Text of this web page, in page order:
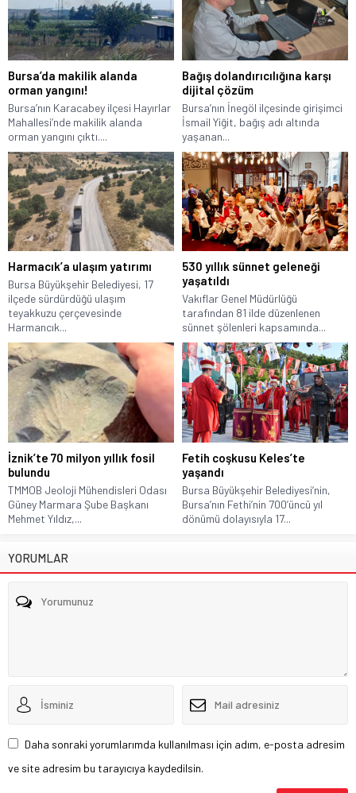
Bursa’da makilik alanda
orman yangını!
Bursa’nın Karacabey ilçesi Hayırlar
Mahallesi’nde makilik alanda
orman yangını çıktı....
Bağış dolandırıcılığına karşı
dijital çözüm
Bursa’nın İnegöl ilçesinde girişimci
İsmail Yiğit, bağış adı altında
yaşanan...
Harmacık’a ulaşım yatırımı
Bursa Büyükşehir Belediyesi, 17
ilçede sürdürdüğü ulaşım
teyakkuzu çerçevesinde
Harmancık...
530 yıllık sünnet geleneği
yaşatıldı
Vakıflar Genel Müdürlüğü
tarafından 81 ilde düzenlenen
sünnet şölenleri kapsamında...
İznik’te 70 milyon yıllık fosil
bulundu
TMMOB Jeoloji Mühendisleri Odası
Güney Marmara Şube Başkanı
Mehmet Yıldız,...
Fetih coşkusu Keles’te
yaşandı
Bursa Büyükşehir Belediyesi’nin,
Bursa’nın Fethi’nin 700’üncü yıl
dönümü dolayısıyla 17...
YORUMLAR
Daha sonraki yorumlarımda kullanılması için adım, e-posta adresim
ve site adresim bu tarayıcıya kaydedilsin.